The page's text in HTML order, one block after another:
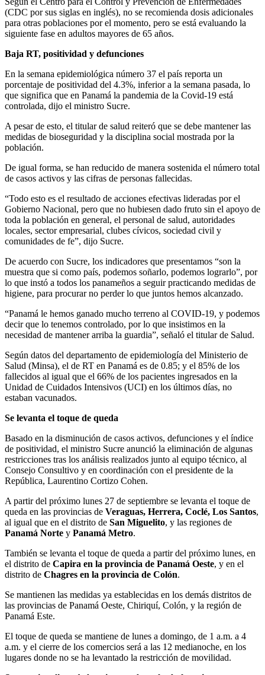
(CDC por sus siglas en inglés), no se recomienda dosis adicionales
para otras poblaciones por el momento, pero se está evaluando la
siguiente fase en adultos mayores de 65 años.
Baja RT, positividad y defunciones
En la semana epidemiológica número 37 el país reporta un
porcentaje de positividad del 4.3%, inferior a la semana pasada, lo
que significa que en Panamá la pandemia de la Covid-19 está
controlada, dijo el ministro Sucre.
A pesar de esto, el titular de salud reiteró que se debe mantener las
medidas de bioseguridad y la disciplina social mostrada por la
población.
De igual forma, se han reducido de manera sostenida el número total
de casos activos y las cifras de personas fallecidas.
“Todo esto es el resultado de acciones efectivas lideradas por el
Gobierno Nacional, pero que no hubiesen dado fruto sin el apoyo de
toda la población en general, el personal de salud, autoridades
locales, sector empresarial, clubes cívicos, sociedad civil y
comunidades de fe”, dijo Sucre.
De acuerdo con Sucre, los indicadores que presentamos “son la
muestra que si como país, podemos soñarlo, podemos lograrlo”, por
lo que instó a todos los panameños a seguir practicando medidas de
higiene, para procurar no perder lo que juntos hemos alcanzado.
“Panamá le hemos ganado mucho terreno al COVID-19, y podemos
decir que lo tenemos controlado, por lo que insistimos en la
necesidad de mantener arriba la guardia”, señaló el titular de Salud.
Según datos del departamento de epidemiología del Ministerio de
Salud (Minsa), el de RT en Panamá es de 0.85; y el 85% de los
fallecidos al igual que el 66% de los pacientes ingresados en la
Unidad de Cuidados Intensivos (UCI) en los últimos días, no
estaban vacunados.
Se levanta el toque de queda
Basado en la disminución de casos activos, defunciones y el índice
de positividad, el ministro Sucre anunció la eliminación de algunas
restricciones tras los análisis realizados junto al equipo técnico, al
Consejo Consultivo y en coordinación con el presidente de la
República, Laurentino Cortizo Cohen.
A partir del próximo lunes 27 de septiembre se levanta el toque de
queda en las provincias de Veraguas, Herrera, Coclé, Los Santos,
al igual que en el distrito de San Miguelito, y las regiones de
Panamá Norte y Panamá Metro.
También se levanta el toque de queda a partir del próximo lunes, en
el distrito de Capira en la provincia de Panamá Oeste, y en el
distrito de Chagres en la provincia de Colón.
Se mantienen las medidas ya establecidas en los demás distritos de
las provincias de Panamá Oeste, Chiriquí, Colón, y la región de
Panamá Este.
El toque de queda se mantiene de lunes a domingo, de 1 a.m. a 4
a.m. y el cierre de los comercios será a las 12 medianoche, en los
lugares donde no se ha levantado la restricción de movilidad.